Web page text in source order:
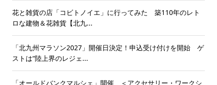
花と雑貨の店「コビトノイエ」に行ってみた 築110年のレト
ロな建物＆花雑貨【北九...
「北九州マラソン2027」開催日決定！申込受け付けを開始 ゲ
ストは“陸上界のレジェ...
「オールドバンクマルシェ」開催 ＜アクセサリー・ワークシ